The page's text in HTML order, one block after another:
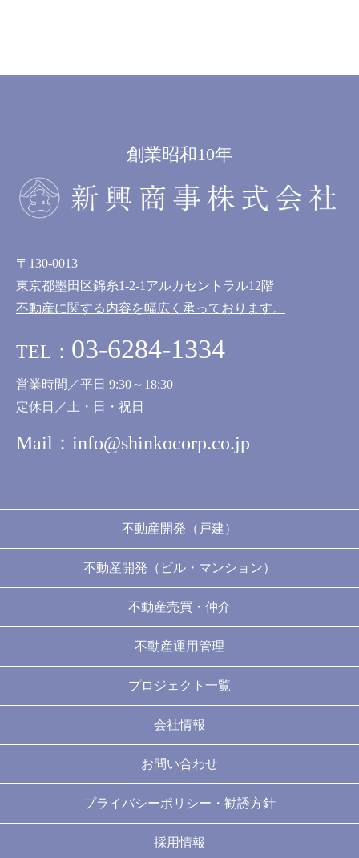
創業昭和10年
〒130-0013
東京都墨田区錦糸1-2-1アルカセントラル12階
不動産に関する内容を幅広く承っております。
TEL： 03-6284-1334
営業時間／平日 9:30～18:30
定休日／土・日・祝日
Mail： info@shinkocorp.co.jp
不動産開発（戸建）
不動産開発（ビル・マンション）
不動産売買・仲介
不動産運用管理
プロジェクト一覧
会社情報
お問い合わせ
プライバシーポリシー・勧誘方針
採用情報